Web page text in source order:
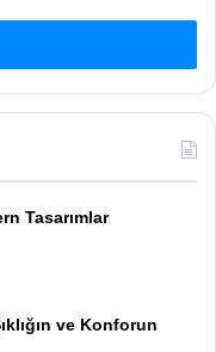
Tasarımlar
ve Konforun